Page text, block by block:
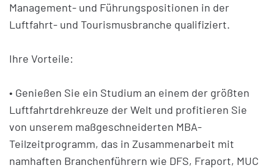
Management- und Führungspositionen in der
Luftfahrt- und Tourismusbranche qualifiziert.
Ihre Vorteile:
• Genießen Sie ein Studium an einem der größten
Luftfahrtdrehkreuze der Welt und profitieren Sie
von unserem maßgeschneiderten MBA-
Teilzeitprogramm, das in Zusammenarbeit mit
namhaften Branchenführern wie DFS, Fraport, MUC